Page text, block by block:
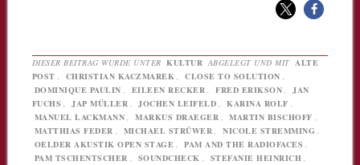
DIESER BEITRAG WURDE UNTER KULTUR ABGELEGT UND MIT ALTE
POST , CHRISTIAN KACZMAREK , CLOSE TO SOLUTION ,
DOMINIQUE PAULIN , EILEEN RECKER , FRED ERIKSON ,
JAN
FUCHS , JAP MÜLLER , JOCHEN LEIFELD , KARINA ROLF ,
MANUEL LACKMANN , MARKUS DRAEGER , MARTIN BISCHOFF ,
MATTHIAS FEDER , MICHAEL STRÜWER , NICOLE STREMMING ,
OELDER AKUSTIK OPEN STAGE , PAM AND THE RADIOFACES ,
PAM TSCHENTSCHER , SOUNDCHECK , STEFANIE HEINRICH ,